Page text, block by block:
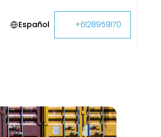
Español +6128959170